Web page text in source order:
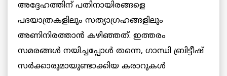
അദ്ദേഹത്തിന് പതിനായിരങ്ങളെ
പദയാത്രകളിലും സത്യാഗ്രഹങ്ങളിലും
അണിനിരത്താന്‍ കഴിഞ്ഞത്. ഇത്തരം
സമരങ്ങള്‍ നയിച്ചപ്പോള്‍ തന്നെ, ഗാന്ധി ബ്രിട്ടീഷ്
സര്‍ക്കാരുമായുണ്ടാക്കിയ കരാറുകള്‍